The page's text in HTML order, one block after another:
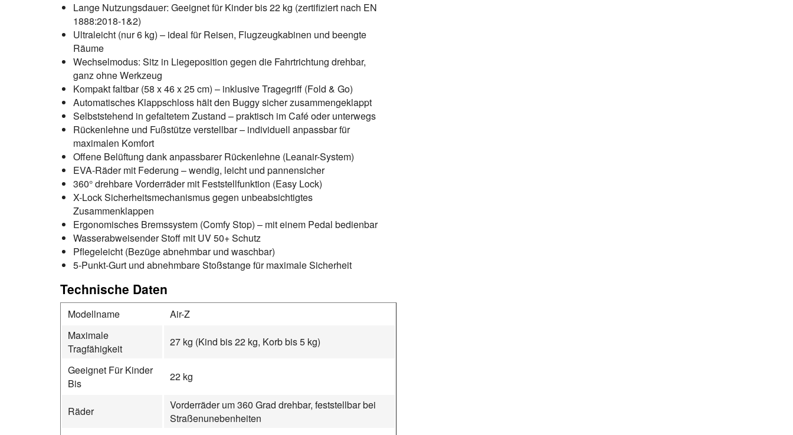
Lange Nutzungsdauer: Geeignet für Kinder bis 22 kg (zertifiziert nach EN
1888:2018-1&2)
Ultraleicht (nur 6 kg) – ideal für Reisen, Flugzeugkabinen und beengte
Räume
Wechselmodus: Sitz in Liegeposition gegen die Fahrtrichtung drehbar,
ganz ohne Werkzeug
Kompakt faltbar (58 x 46 x 25 cm) – inklusive Tragegriff (Fold & Go)
Automatisches Klappschloss hält den Buggy sicher zusammengeklappt
Selbststehend in gefaltetem Zustand – praktisch im Café oder unterwegs
Rückenlehne und Fußstütze verstellbar – individuell anpassbar für
maximalen Komfort
Offene Belüftung dank anpassbarer Rückenlehne (Leanair-System)
EVA-Räder mit Federung – wendig, leicht und pannensicher
360° drehbare Vorderräder mit Feststellfunktion (Easy Lock)
X-Lock Sicherheitsmechanismus gegen unbeabsichtigtes
Zusammenklappen
Ergonomisches Bremssystem (Comfy Stop) – mit einem Pedal bedienbar
Wasserabweisender Stoff mit UV 50+ Schutz
Pflegeleicht (Bezüge abnehmbar und waschbar)
5-Punkt-Gurt und abnehmbare Stoßstange für maximale Sicherheit
Technische Daten
Modellname
Air-Z
Maximale
Tragfähigkeit
27 kg (Kind bis 22 kg, Korb bis 5 kg)
Geeignet Für Kinder
Bis
22 kg
Räder
Vorderräder um 360 Grad drehbar, feststellbar bei
Straßenunebenheiten